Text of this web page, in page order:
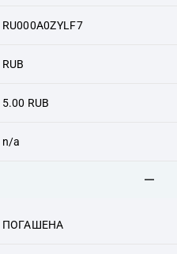
RU000A0ZYLF7
RUB
5.00 RUB
n/a
ПОГАШЕНА